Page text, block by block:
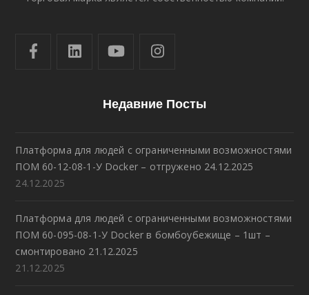
Недавние Посты
Платформа для людей с ограниченными возможностями
ПОМ 60-12-08-1-У Docker – отгружено 24.12.2025
24.12.2025
Платформа для людей с ограниченными возможностями
ПОМ 60-095-08-1-У Docker в бомбоубежище – 1шт –
смонтировано 21.12.2025
21.12.2025